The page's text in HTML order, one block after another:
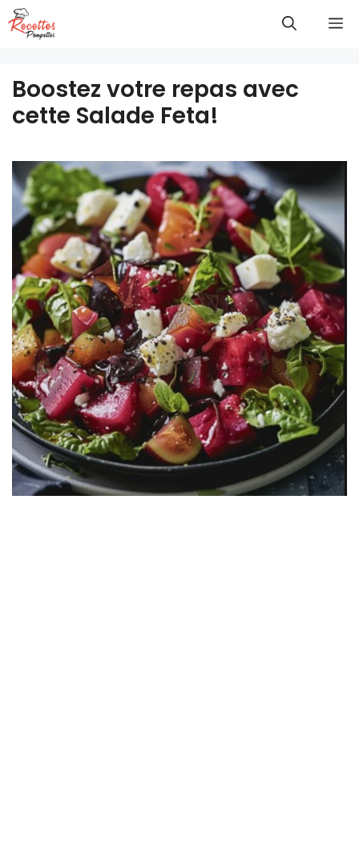
Aller
au
Boostez votre repas avec
cette Salade Feta!